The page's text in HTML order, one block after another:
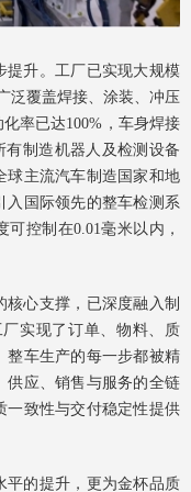
提升。工厂已实现大规模
泛覆盖焊接、涂装、冲压
率已达100%，车身焊接
有制造机器人及检测设备
球主流汽车制造国家和地
入国际领先的整车检测系
控制在0.01毫米以内，
心支撑，已深度融入制
实现了订单、物料、质
整车生产的每一步都被精
供应、销售与服务的全链
一致性与交付稳定性提供
平的提升，更为金杯品质